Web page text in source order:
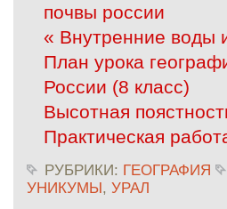
почвы россии
« Внутренние воды
План урока
России (8 класс)
Высотная
Практическая
РУБРИКИ: ГЕОГРАФИЯ
УНИКУМЫ, УРАЛ